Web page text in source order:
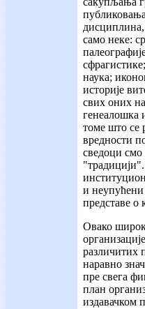
дисциплина,
само неке:
наука;
историје
свих оних
генеалошка
томе што се
вредности
сведоци смо
и
представе о
Овако
различитих
наравно
пре свега
план
издавачком